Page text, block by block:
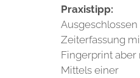
Praxistipp:
Ausgeschlossen
Zeiterfassung
Fingerprint aber
Mittels einer